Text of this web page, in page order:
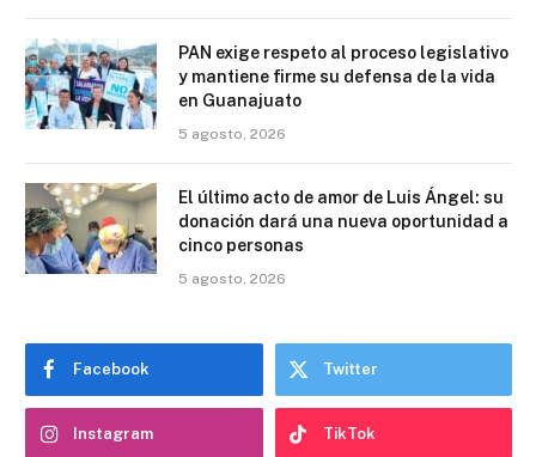
PAN exige respeto al proceso legislativo
y mantiene firme su defensa de la vida
en Guanajuato
5 agosto, 2026
El último acto de amor de Luis Ángel: su
donación dará una nueva oportunidad a
cinco personas
5 agosto, 2026
Facebook Twitter
Instagram TikTok